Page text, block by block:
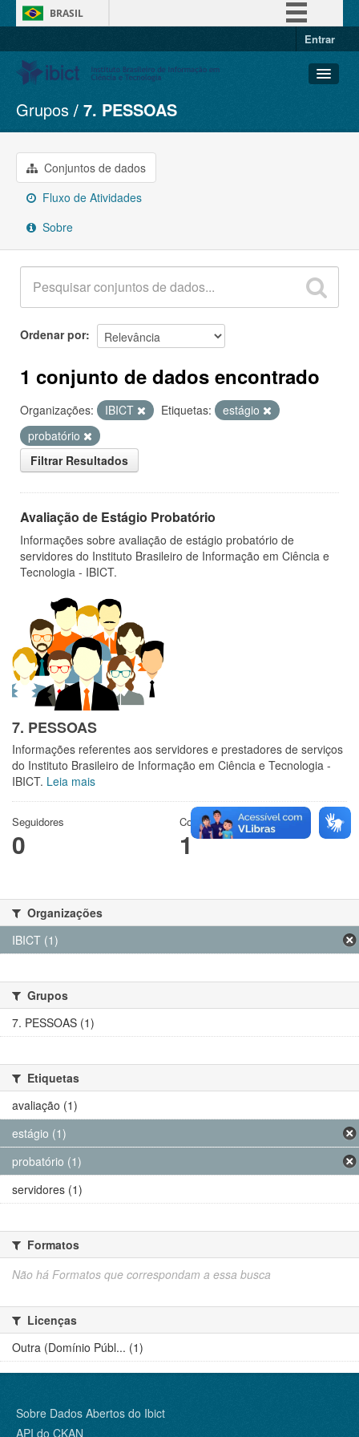
BRASIL
Entrar
Conjuntos de dados
Organizações
Grupos
Sobre
Grupos 7. PESSOAS
Conjuntos de dados
Fluxo de Atividades
Sobre
Ordenar por
1 conjunto de dados encontrado
Organizações: IBICT Etiquetas:
estágio
probatório
Filtrar Resultados
Avaliação de Estágio Probatório
Informações sobre avaliação de estágio probatório de
servidores do Instituto Brasileiro de Informação em Ciência e
Tecnologia - IBICT.
7. PESSOAS
Informações referentes aos servidores e prestadores de serviços
do Instituto Brasileiro de Informação em Ciência e Tecnologia -
IBICT. Leia mais
Seguidores
0
Conjuntos de dados
1
Organizações
IBICT (1)
Grupos
7. PESSOAS (1)
Etiquetas
avaliação (1)
estágio (1)
probatório (1)
servidores (1)
Formatos
Não há Formatos que correspondam a essa busca
Licenças
Outra (Domínio Públ... (1)
Sobre Dados Abertos do Ibict
API do CKAN